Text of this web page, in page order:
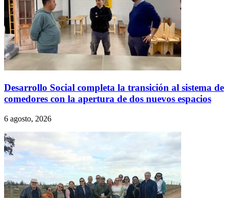
Desarrollo Social completa la transición al sistema de
comedores con la apertura de dos nuevos espacios
6 agosto, 2026